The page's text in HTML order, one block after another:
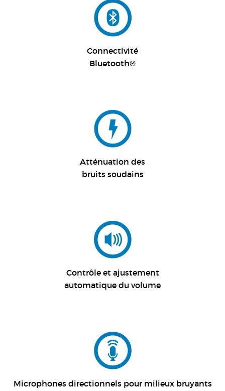
Connectivité
Bluetooth®
Atténuation des
bruits soudains
Contrôle et ajustement
automatique du volume
Microphones directionnels pour milieux bruyants